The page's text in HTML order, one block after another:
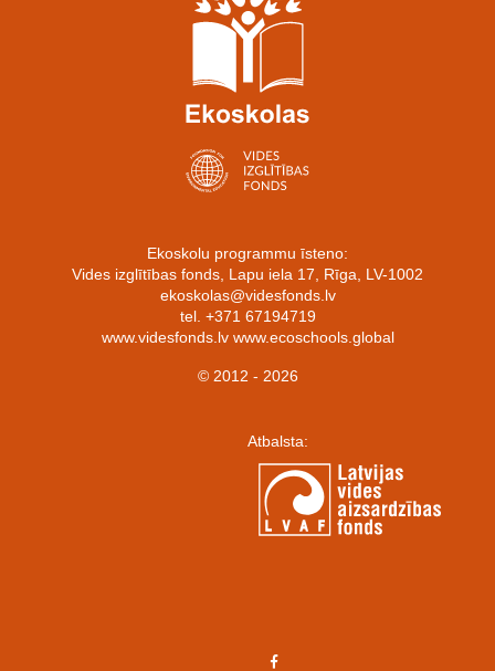
Ekoskolu programmu īsteno:
Vides izglītības fonds, Lapu iela 17, Rīga, LV-1002
ekoskolas@videsfonds.lv
tel. +371 67194719
www.videsfonds.lv www.ecoschools.global
© 2012 - 2026
Atbalsta: